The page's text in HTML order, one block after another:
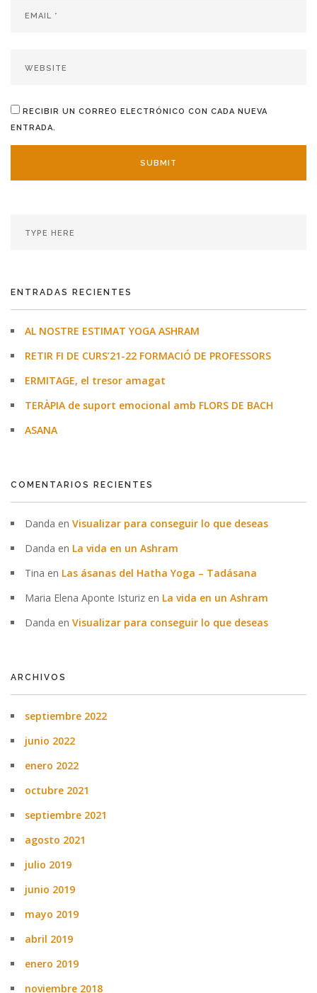
RECIBIR UN CORREO ELECTRÓNICO CON CADA NUEVA
ENTRADA.
ENTRADAS RECIENTES
AL NOSTRE ESTIMAT YOGA ASHRAM
RETIR FI DE CURS’21-22 FORMACIÓ DE PROFESSORS
ERMITAGE, el tresor amagat
TERÀPIA de suport emocional amb FLORS DE BACH
ASANA
COMENTARIOS RECIENTES
Danda en Visualizar para conseguir lo que deseas
Danda en La vida en un Ashram
Tina en Las ásanas del Hatha Yoga – Tadásana
Maria Elena Aponte Isturiz en La vida en un Ashram
Danda en Visualizar para conseguir lo que deseas
ARCHIVOS
septiembre 2022
junio 2022
enero 2022
octubre 2021
septiembre 2021
agosto 2021
julio 2019
junio 2019
mayo 2019
abril 2019
enero 2019
noviembre 2018